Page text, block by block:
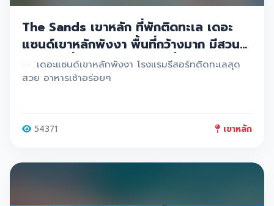
The Sands เขาหลัก ที่พักติดทะเล เดอะ
แซนด์เขาหลักพังงา พื้นที่กว้างมาก มีสวน
สนุกสวนน้ำ หาดสวยสระว่ายน้ำปังๆ
เดอะแซนด์เขาหลักพังงา โรงแรมรีสอร์ทติดทะเลสุด
สวย อาหารเช้าอร่อยๆ
54371 เขาหลัก